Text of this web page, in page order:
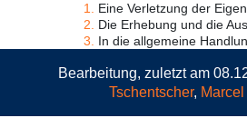
1.
Eine Verletzung der
2.
Die Erhebung und die
3.
In die allgemeine
Bearbeitung, zuletzt am
Tschentscher,